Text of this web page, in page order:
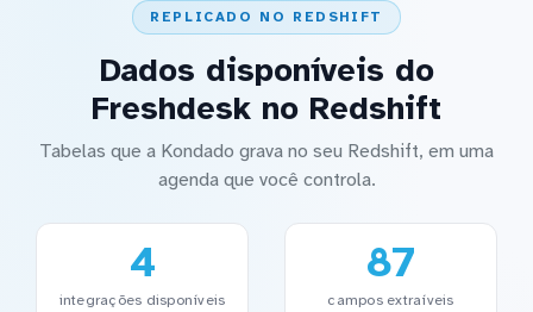
REPLICADO NO REDSHIFT
Dados disponíveis do
Freshdesk no Redshift
Tabelas que a Kondado grava no seu Redshift, em uma
agenda que você controla.
4
integrações disponíveis
87
campos extraíveis